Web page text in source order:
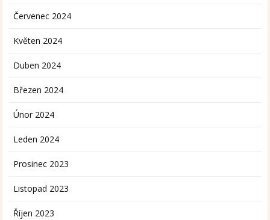
Červenec 2024
Květen 2024
Duben 2024
Březen 2024
Únor 2024
Leden 2024
Prosinec 2023
Listopad 2023
Říjen 2023